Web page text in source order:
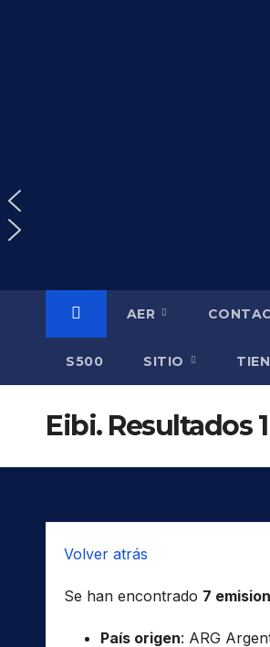
AER
S500 SITIO
Eibi. Resultados 1
Volver atrás
Se han encontrado 7
País origen: ARG